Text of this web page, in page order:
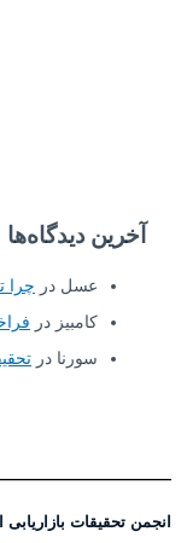
آخرین دیدگاه‌ها
عسل در چرا
کامبیز در
سورنا در
انجمن تحقیقات بازاریابی